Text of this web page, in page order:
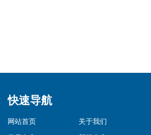
快速导航
网站首页
关于我们